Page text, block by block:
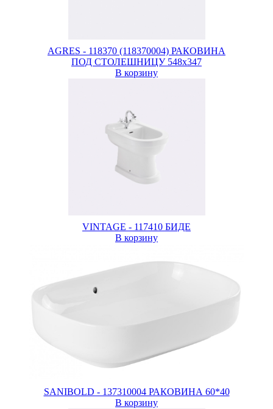
AGRES - 118370 (118370004) РАКОВИНА
ПОД СТОЛЕШНИЦУ 548х347
В корзину
VINTAGE - 117410 БИДЕ
В корзину
SANIBOLD - 137310004 РАКОВИНА 60*40
В корзину